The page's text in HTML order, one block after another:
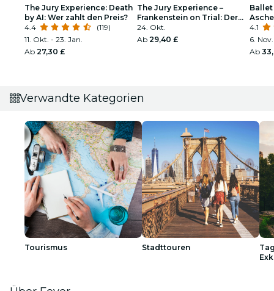
The Jury Experience: Death
by AI: Wer zahlt den Preis?
4.4
(119)
11. Okt. - 23. Jan.
Ab 27,30 £
The Jury Experience –
Frankenstein on Trial: Der
Mann, der Gott
herausforderte
24. Okt.
Ab 29,40 £
4.1
6.
Ab
Verwandte Kategorien
Tourismus Stadttouren